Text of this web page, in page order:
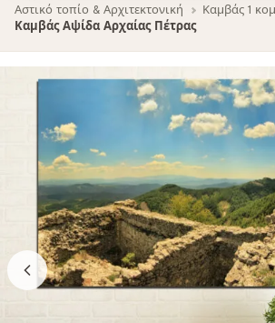
Αστικό τοπίο & Αρχιτεκτονική
Καμβάς 1
Καμβάς Αψίδα Αρχαίας Πέτρας